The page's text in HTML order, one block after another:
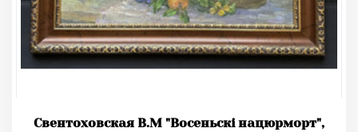
Свентоховская В.М "Восеньскі нацюрморт",